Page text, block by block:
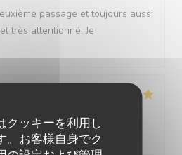
クッキーを利用し
。お客様自身でク
passage et toujours aussi
très attentionné. Je
3
/5 メニュー : 5/5 品質-価格